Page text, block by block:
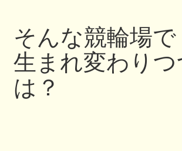
そんな競輪場
生まれ変わり
は？